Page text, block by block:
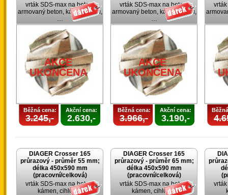
vrták SDS-max na beton,
armovaný beton, kámen, cihlu,
…
AKCE
UKONČENA
Běžná cena:
3.245,-
Akční cena:
2.630,-
vrták SDS-max na beton,
armovaný beton, kámen, cihlu,
…
AKCE
UKONČENA
Běžná cena:
3.966,-
Akční cena:
3.190,-
DIAGER Crosser 165
průrazový - průměr 55 mm;
délka 450x590 mm
(pracovní/celková)
vrták SDS-max na beton,
kámen, cihlu, …
DIAGER Crosser 165
průrazový - průměr 65 mm;
délka 450x590 mm
(pracovní/celková)
vrták SDS-max na beton,
kámen, cihlu, …